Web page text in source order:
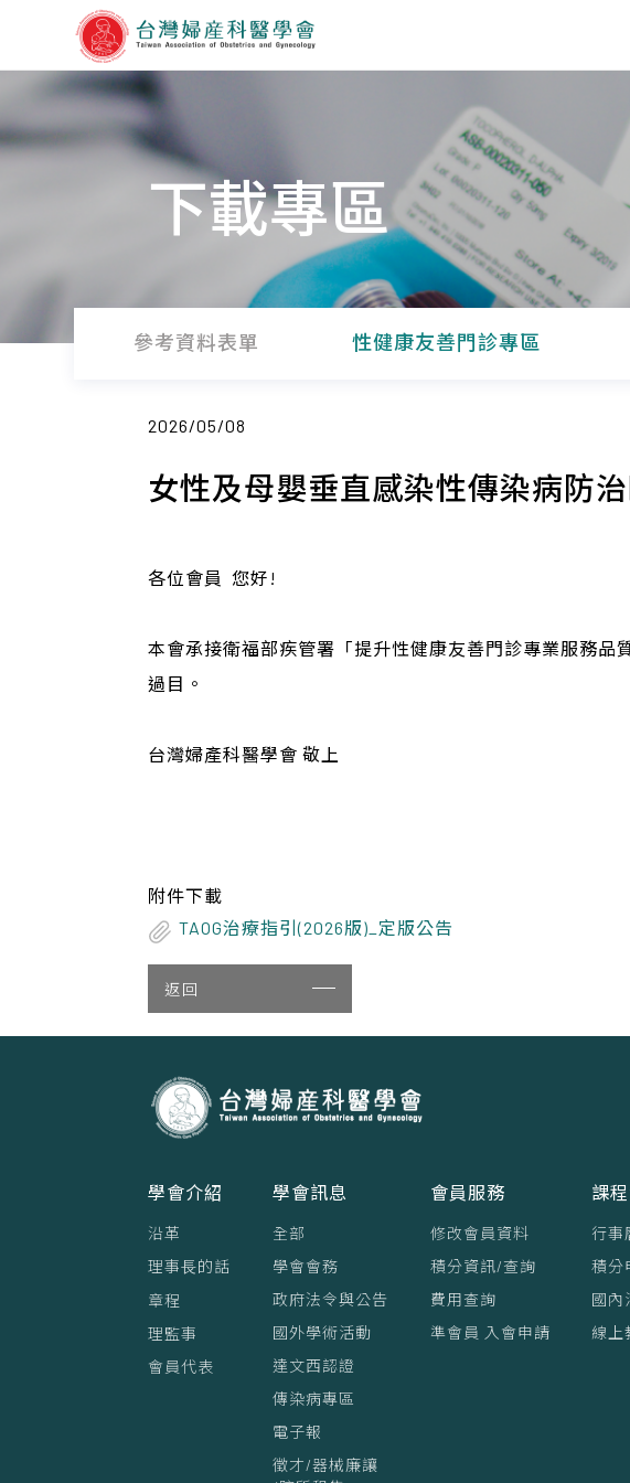
下載專區
參考資料表單 性健康友善門診專區
2026/05/08
女性及母嬰垂直感染性傳染病防
各位會員 您好!
本會承接衛福部疾管署「提升性健康友善門診專業服務
過目。
台灣婦產科醫學會 敬上
附件下載
TAOG治療指引(2026版)_定版公告
返回
學會介紹
沿革
理事⻑的話
章程
理監事
會員代表
學會訊息
全部
學會會務
政府法令與公告
國外學術活動
達文西認證
傳染病專區
電子報
徵才/器械廉讓
會員服務
修改會員資料
積分資訊/查詢
費用查詢
準會員 入會申請
課
行事
積分
國內
線上